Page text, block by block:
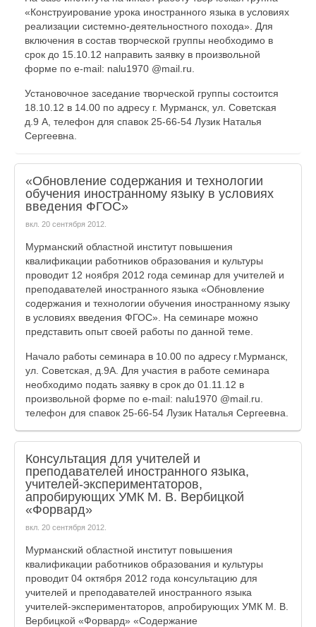
«Конструирование урока иностранного языка в условиях
реализации системно-деятельностного похода». Для
включения в состав творческой группы необходимо в
срок до 15.10.12 направить заявку в произвольной
форме по e-mail: nalu1970 @mail.ru.
Установочное заседание творческой группы состоится
18.10.12 в 14.00 по адресу г. Мурманск, ул. Советская
д.9 А, телефон для спавок 25-66-54 Лузик Наталья
Сергеевна.
«Обновление содержания и технологии
обучения иностранному языку в условиях
введения ФГОС»
вкл. 20 сентября 2012
Мурманский областной институт повышения
квалификации работников образования и культуры
проводит 12 ноября 2012 года семинар для учителей и
преподавателей иностранного языка «Обновление
содержания и технологии обучения иностранному языку
в условиях введения ФГОС». На семинаре можно
представить опыт своей работы по данной теме.
Начало работы семинара в 10.00 по адресу г.Мурманск,
ул. Советская, д.9А. Для участия в работе семинара
необходимо подать заявку в срок до 01.11.12 в
произвольной форме по e-mail: nalu1970 @mail.ru.
телефон для спавок 25-66-54 Лузик Наталья Сергеевна.
Консультация для учителей и
преподавателей иностранного языка,
учителей-экспериментаторов,
апробирующих УМК М. В. Вербицкой
«Форвард»
вкл. 20 сентября 2012
Мурманский областной институт повышения
квалификации работников образования и культуры
проводит 04 октября 2012 года консультацию для
учителей и преподавателей иностранного языка
учителей-экспериментаторов, апробирующих УМК М. В.
Вербицкой «Форвард» «Содержание